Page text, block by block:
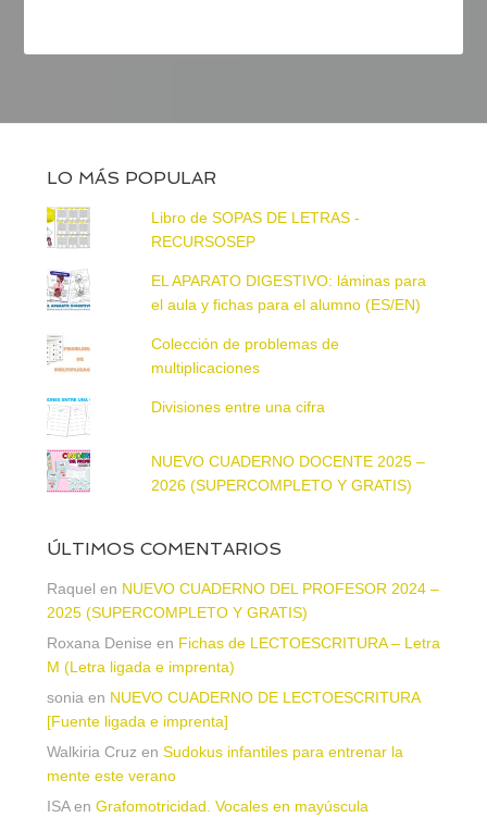
LO MÁS POPULAR
Libro de SOPAS DE LETRAS -
RECURSOSEP
EL APARATO DIGESTIVO: láminas para
el aula y fichas para el alumno (ES/EN)
Colección de problemas de
multiplicaciones
Divisiones entre una cifra
NUEVO CUADERNO DOCENTE 2025 –
2026 (SUPERCOMPLETO Y GRATIS)
ÚLTIMOS COMENTARIOS
Raquel en NUEVO CUADERNO DEL PROFESOR 2024 –
2025 (SUPERCOMPLETO Y GRATIS)
Roxana Denise en Fichas de LECTOESCRITURA – Letra
M (Letra ligada e imprenta)
sonia en NUEVO CUADERNO DE LECTOESCRITURA
[Fuente ligada e imprenta]
Walkiria Cruz en Sudokus infantiles para entrenar la
mente este verano
ISAen Grafomotricidad. Vocales en mayúscula